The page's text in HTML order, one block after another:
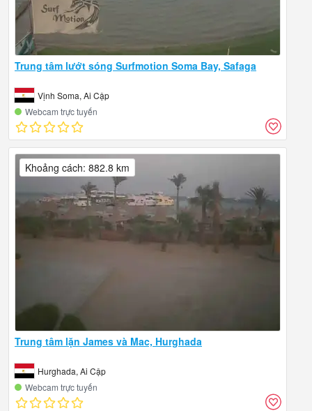
Trung tâm lướt sóng Surfmotion Soma Bay, Safaga
Vịnh Soma, Ai Cập
Webcam trực tuyến
Trung tâm lặn James và Mac, Hurghada
Hurghada, Ai Cập
Webcam trực tuyến
Khoảng cách: 882.8 km